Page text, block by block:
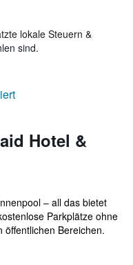
lokale Steuern &
sind.
Hotel &
– all das bietet
Parkplätze ohne
öffentlichen Bereichen.